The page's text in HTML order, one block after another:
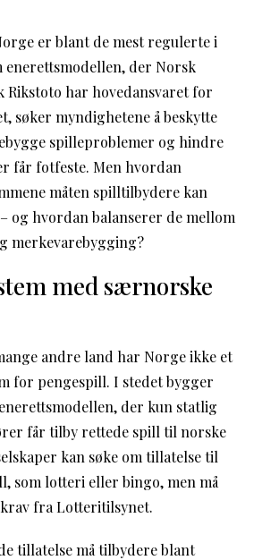
er blant de mest regulerte i
enerettsmodellen, der Norsk
Rikstoto har hovedansvaret for
søker myndighetene å beskytte
spilleproblemer og hindre
får fotfeste. Men hvordan
måten spilltilbydere kan
og hvordan balanserer de mellom
merkevarebygging?
med særnorske
andre land har Norge ikke et
for pengespill. I stedet bygger
der kun statlig
får tilby rettede spill til norske
kan søke om tillatelse til
som lotteri eller bingo, men må
fra Lotteritilsynet.
tillatelse må tilbydere blant